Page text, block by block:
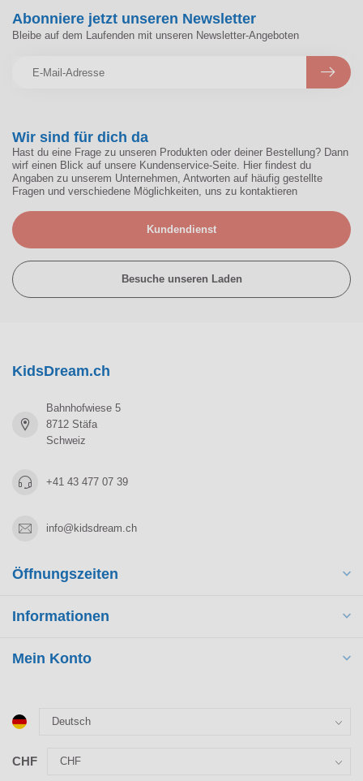
Wir sind für dich da
Hast du eine Frage zu unseren Produkten oder deiner Bestellung? Dann
wirf einen Blick auf unsere Kundenservice-Seite. Hier findest du
Angaben zu unserem Unternehmen, Antworten auf häufig gestellte
Fragen und verschiedene Möglichkeiten, uns zu kontaktieren
Kundendienst
Besuche unseren Laden
Abonniere jetzt unseren Newsletter
Bleibe auf dem Laufenden mit unseren Newsletter-Angeboten
KidsDream.ch
Bahnhofwiese 5
8712 Stäfa
Schweiz
+41 43 477 07 39
info@kidsdream.ch
Öffnungszeiten
Informationen
Mein Konto
CHF